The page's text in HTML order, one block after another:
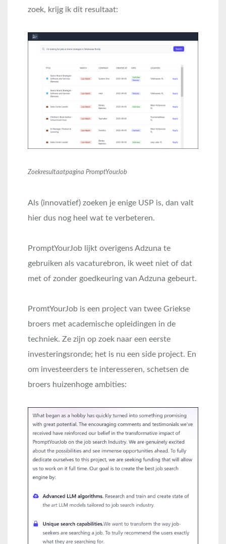
zoek, krijg ik dit resultaat:
Zoekresultaatpagina PromptYourJob
Als (innovatief) zoeken je enige USP is, dan valt
hier dus nog heel wat te verbeteren.
PromptYourJob lijkt overigens Adzuna te
gebruiken als vacaturebron, ik weet niet of dat
met of zonder goedkeuring van Adzuna gebeurt.
PromtYourJob is een project van twee Griekse
broers met academische opleidingen in de
techniek. Ze zijn op zoek naar een eerste
investeringsronde; het is nu een side project. En
om investeerders te interesseren, schetsen de
broers huizenhoge ambities: